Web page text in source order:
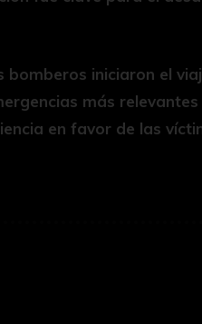
bomberos iniciaron el
más
en favor de las